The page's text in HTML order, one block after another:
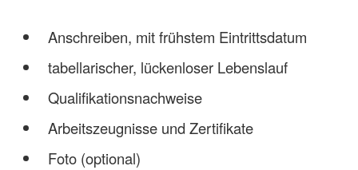
Anschreiben, mit frühstem Eintrittsdatum
tabellarischer, lückenloser Lebenslauf
Qualifikationsnachweise
Arbeitszeugnisse und Zertifikate
Foto (optional)